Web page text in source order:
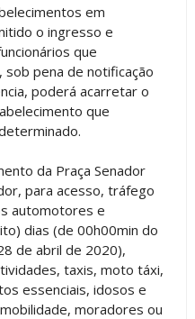
em
o ingresso e
que
pena de notificação
poderá acarretar o
que
da Praça Senador
para acesso, tráfego
automotores e
dias (de 00h00min do
de abril de 2020),
taxis, moto táxi,
essenciais, idosos e
moradores ou